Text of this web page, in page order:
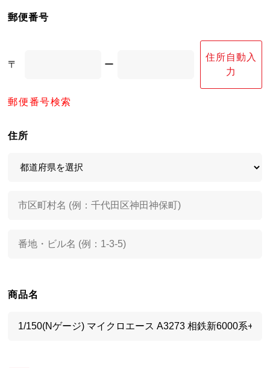
郵便番号
〒 ー
住所自動入
力
郵便番号検索
住所
商品名